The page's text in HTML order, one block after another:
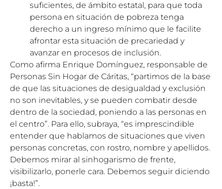
suficientes, de ámbito estatal, para que toda
persona en situación de pobreza tenga
derecho a un ingreso mínimo que le facilite
afrontar esta situación de precariedad y
avanzar en procesos de inclusión.
Como afirma Enrique Domínguez, responsable de
Personas Sin Hogar de Cáritas, “partimos de la base
de que las situaciones de desigualdad y exclusión
no son inevitables, y se pueden combatir desde
dentro de la sociedad, poniendo a las personas en
el centro”. Para ello, subraya, “es imprescindible
entender que hablamos de situaciones que viven
personas concretas, con rostro, nombre y apellidos.
Debemos mirar al sinhogarismo de frente,
visibilizarlo, ponerle cara. Debemos seguir diciendo
¡basta!”.